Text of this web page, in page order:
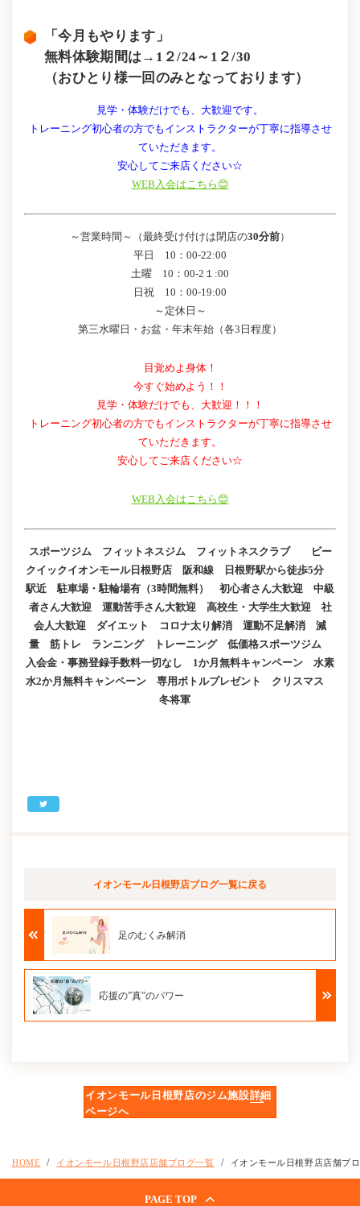
「今月もやります」
無料体験期間は→1２/24～1２/30
（おひとり様一回のみとなっております）
見学・体験だけでも、大歓迎です。
トレーニング初心者の方でもインストラクターが丁寧に指導させ
ていただきます。
安心してご来店ください☆
WEB入会はこちら😊
～営業時間～（最終受け付けは閉店の30分前）
平日 10：00-22:00
土曜 10：00-2１:00
日祝 10：00-19:00
～定休日～
第三水曜日・お盆・年末年始（各3日程度）
目覚めよ身体！
今すぐ始めよう！！
見学・体験だけでも、大歓迎！！！
トレーニング初心者の方でもインストラクターが丁寧に指導させ
ていただきます。
安心してご来店ください☆
WEB入会はこちら😊
スポーツジム フィットネスジム フィットネスクラブ ビー
クイックイオンモール日根野店 阪和線 日根野駅から徒歩5分
駅近 駐車場・駐輪場有（3時間無料） 初心者さん大歓迎 中級
者さん大歓迎 運動苦手さん大歓迎 高校生・大学生大歓迎 社
会人大歓迎 ダイエット コロナ太り解消 運動不足解消 減
量 筋トレ ランニング トレーニング 低価格スポーツジム
入会金・事務登録手数料一切なし 1か月無料キャンペーン 水素
水2か月無料キャンペーン 専用ボトルプレゼント クリスマス
冬将軍
イオンモール日根野店ブログ一覧に戻る
足のむくみ解消
応援の”真”のパワー
イオンモール日根野店のジム施設詳細
ページへ
HOME イオンモール日根野店店舗ブログ一覧 イオンモール日根野店店舗ブ
PAGE TOP